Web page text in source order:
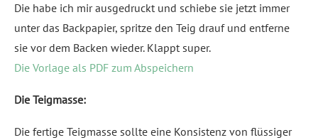
Die habe ich mir ausgedruckt und schiebe sie jetzt immer
unter das Backpapier, spritze den Teig drauf und entferne
sie vor dem Backen wieder. Klappt super.
Die Vorlage als PDF zum Abspeichern
Die Teigmasse:
Die fertige Teigmasse sollte eine Konsistenz von flüssiger